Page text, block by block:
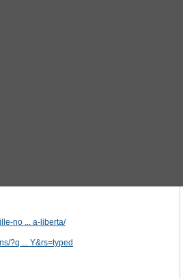
no ... a-liberta/
?q ... Y&rs=typed